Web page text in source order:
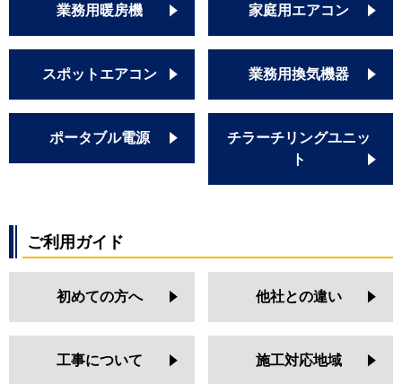
業務用暖房機 家庭用エアコン
スポットエアコン 業務用換気機器
ポータブル電源
チラーチリングユニッ
ト
ご利用ガイド
初めての方へ 他社との違い
工事について 施工対応地域